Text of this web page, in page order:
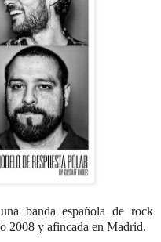
banda española de rock
2008 y afincada en Madrid.